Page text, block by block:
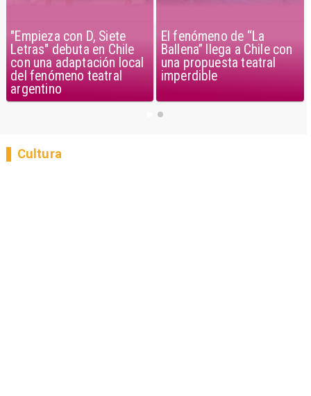
El fenómeno de “La
Ballena” llega a Chile con
una propuesta teatral
imperdible
"Empieza con D, Siete
Letras" debuta en Chile
con una adaptación local
del fenómeno teatral
Cultura